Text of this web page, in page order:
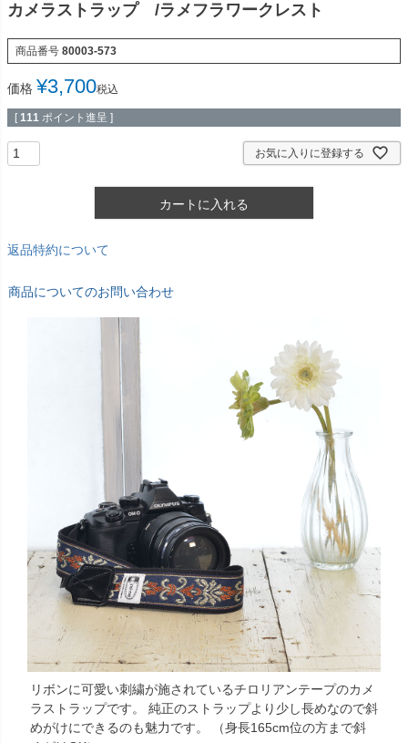
カメラストラップ /ラメフラワークレスト
商品番号 80003-573
価格 ¥3,700税込
[ 111 ポイント進呈 ]
お気に入りに登録する
カートに入れる
返品特約について
商品についてのお問い合わせ
リボンに可愛い刺繍が施されているチロリアンテープのカメ
ラストラップです。 純正のストラップより少し長めなので斜
めがけにできるのも魅力です。 （身長165cm位の方まで斜